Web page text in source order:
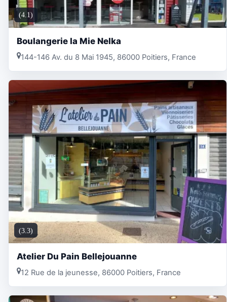
(4.1)
Boulangerie la Mie Nelka
144-146 Av. du 8 Mai 1945, 86000 Poitiers, France
(3.3)
Atelier Du Pain Bellejouanne
12 Rue de la jeunesse, 86000 Poitiers, France